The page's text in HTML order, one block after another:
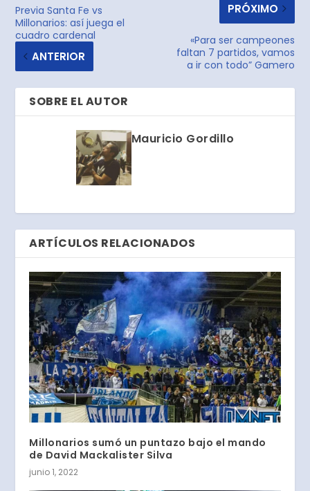
Previa Santa Fe vs
Millonarios: así juega el
cuadro cardenal
ANTERIOR
PRÓXIMO
«Para ser campeones
faltan 7 partidos, vamos
a ir con todo” Gamero
SOBRE EL AUTOR
Mauricio Gordillo
ARTÍCULOS RELACIONADOS
Millonarios sumó un puntazo bajo el mando
de David Mackalister Silva
junio 1, 2022